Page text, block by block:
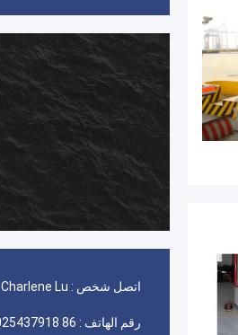
اتصل شخص : Charlene Lu
رقم الهاتف : 86 18025437918